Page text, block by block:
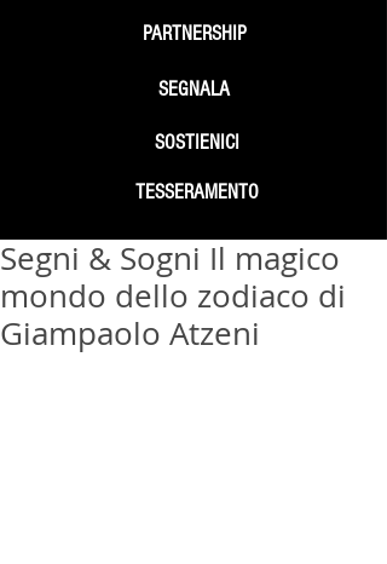
SEGNALA
SOSTIENICI
PARTNERSHIP
TESSERAMENTO
Segni & Sogni Il magico
mondo dello zodiaco di
Giampaolo Atzeni